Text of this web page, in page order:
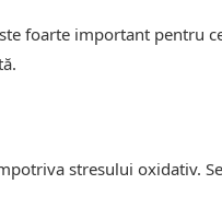
foarte important pentru
stresului oxidativ.